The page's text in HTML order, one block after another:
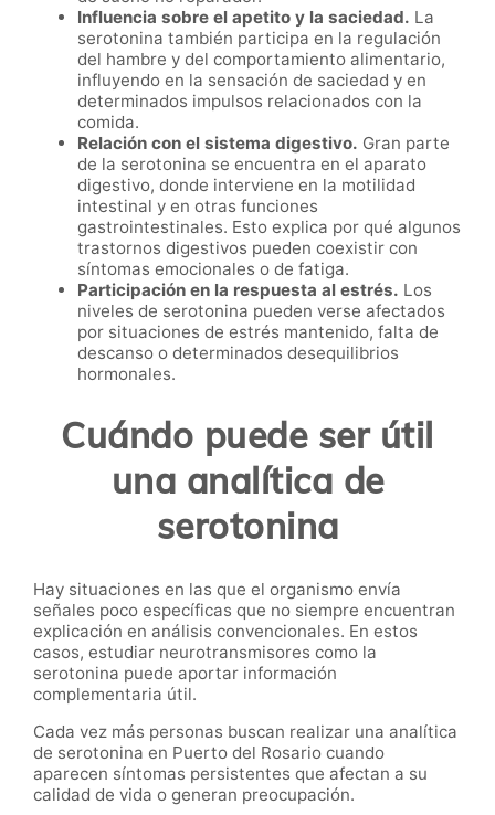
Influencia sobre el apetito y la saciedad. La
serotonina también participa en la regulación
del hambre y del comportamiento alimentario,
influyendo en la sensación de saciedad y en
determinados impulsos relacionados con la
comida.
Relación con el sistema digestivo. Gran parte
de la serotonina se encuentra en el aparato
digestivo, donde interviene en la motilidad
intestinal y en otras funciones
gastrointestinales. Esto explica por qué algunos
trastornos digestivos pueden coexistir con
síntomas emocionales o de fatiga.
Participación en la respuesta al estrés. Los
niveles de serotonina pueden verse afectados
por situaciones de estrés mantenido, falta de
descanso o determinados desequilibrios
hormonales.
Cuándo puede ser útil
una analítica de
serotonina
Hay situaciones en las que el organismo envía
señales poco específicas que no siempre encuentran
explicación en análisis convencionales. En estos
casos, estudiar neurotransmisores como la
serotonina puede aportar información
complementaria útil.
Cada vez más personas buscan realizar una analítica
de serotonina en Puerto del Rosario cuando
aparecen síntomas persistentes que afectan a su
calidad de vida o generan preocupación.